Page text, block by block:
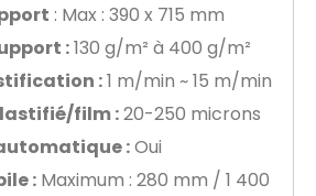
: Max : 390 x 715 mm
:130 g/m² à 400 g/m²
:1 m/min ~ 15 m/min
film :20-250 microns
:Oui
: Maximum : 280 mm / 1 400